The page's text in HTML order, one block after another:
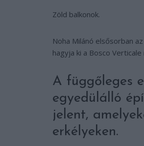
Zöld balkonok.
Noha Milánó elsősorban
hagyja ki a Bosco
A függőleges
egyedülálló
jelent,
erkélyeken.